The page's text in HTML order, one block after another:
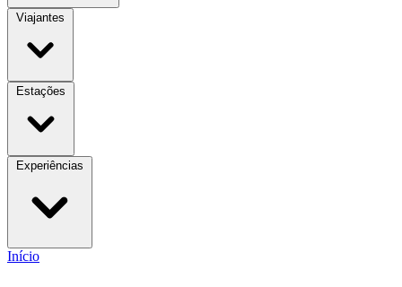
Viajantes
Estações
Experiências
Início